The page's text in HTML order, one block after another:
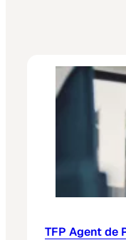
TFP Agent de